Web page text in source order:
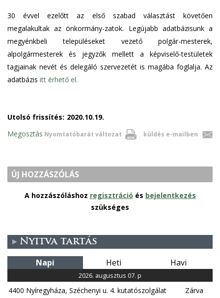
30 évvel ezelőtt az első szabad választást követően
megalakultak az önkormány-zatok. Legújabb adatbázisunk a
megyénkbeli településeket vezető polgár-mesterek,
alpolgármesterek és jegyzők mellett a képviselő-testületek
tagjainak nevét és delegáló szervezetét is magába foglalja. Az
adatbázis itt érhető el.
Utolsó frissítés: 2020.10.19.
Nyomtatóbarát változat küldés e-mailben
Megosztás
ÚJ HOZZÁSZÓLÁS
A hozzászóláshoz regisztráció és bejelentkezés
szükséges
Nyitva tartás
Napi Heti Havi
2026. augusztus 07. p
4400 Nyíregyháza, Széchenyi u. 4. kutatószolgálat
Zárva